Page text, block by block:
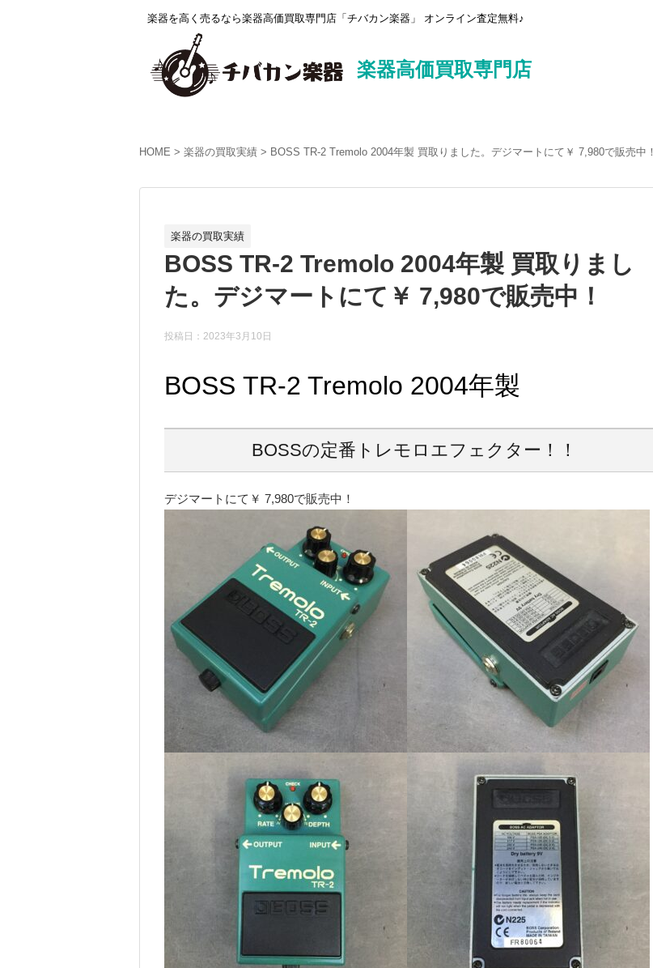
楽器を高く売るなら楽器高価買取専門店「チバカン楽器」 オンライン査定無料♪
楽器高価買取専門店
HOME 楽器の買取実績 BOSS TR-2 Tremolo 2004年製 買取りました。デジマートにて￥ 7,980で販売中！
楽器の買取実績
BOSS TR-2 Tremolo 2004年製 買取りまし
た。デジマートにて￥ 7,980で販売中！
投稿日：2023年3月10日
BOSS TR-2 Tremolo 2004年製
BOSSの定番トレモロエフェクター！！
デジマートにて￥ 7,980で販売中！